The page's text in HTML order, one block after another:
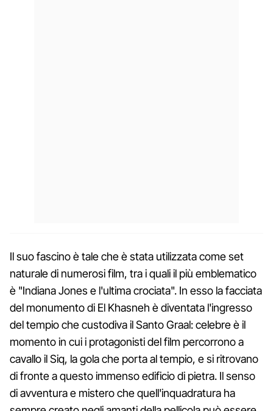
Il suo fascino è tale che è stata utilizzata come set
naturale di numerosi film, tra i quali il più emblematico
è "Indiana Jones e l'ultima crociata". In esso la facciata
del monumento di El Khasneh è diventata l'ingresso
del tempio che custodiva il Santo Graal: celebre è il
momento in cui i protagonisti del film percorrono a
cavallo il Siq, la gola che porta al tempio, e si ritrovano
di fronte a questo immenso edificio di pietra. Il senso
di avventura e mistero che quell'inquadratura ha